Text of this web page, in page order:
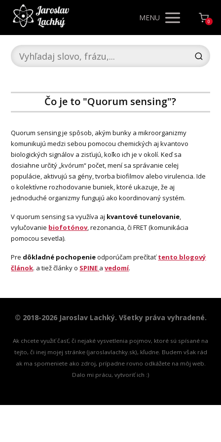
MENU 0
Čo je to "Quorum sensing"?
Quorum sensing je spôsob, akým bunky a mikroorganizmy
komunikujú medzi sebou pomocou chemických aj kvantovo
biologických signálov a zisťujú, koľko ich je v okolí. Keď sa
dosiahne určitý „kvórum“ počet, mení sa správanie celej
populácie, aktivujú sa gény, tvorba biofilmov alebo virulencia. Ide
o kolektívne rozhodovanie buniek, ktoré ukazuje, že aj
jednoduché organizmy fungujú ako koordinovaný systém.
V quorum sensing sa využíva aj kvantové tunelovanie,
vylučovanie biofotónov, rezonancia, či FRET (komunikácia
pomocou sevetla).
Pre dôkladné pochopenieodporúčam prečítaťtento blogový
článok. a tiež články o SPINE avedomí.
© 2018-2026 Jaroslav Lachký. Všetky práva vyhradené.
Ak chcete využiť časť, či nejaké vysvetlenia pojmov, ktoré sú spísané na
tejto, či inej mojej stránke (jaroslavlachky.sk), kľudne. Budem však rád
ak ma spomeniete ako zdroj, prípadne rovno odkážete na môj web.
Dalo mi prácu, vytvoriť ich :)